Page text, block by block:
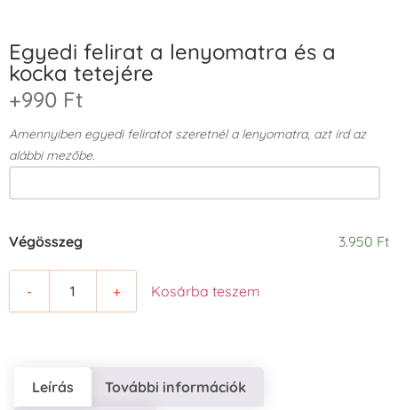
Egyedi felirat a lenyomatra és a
kocka tetejére
+990 Ft
Amennyiben egyedi feliratot szeretnél a lenyomatra, azt írd az
alábbi mezőbe.
Végösszeg 3.950 Ft
- + Kosárba teszem
Leírás További információk